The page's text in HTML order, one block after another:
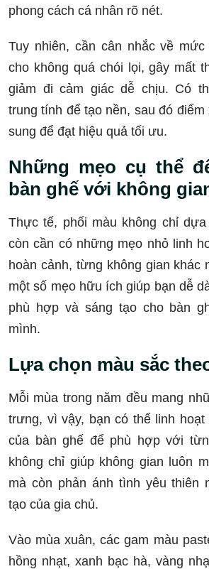
phong cách cá nhân rõ nét.
Tuy nhiên, cần cân nhắc về
cho không quá chói lọi, gây mất
giảm đi cảm giác dễ chịu. Có
trung tính để tạo nền, sau đó điểm
sung để đạt hiệu quả tối ưu.
Những mẹo cụ thể
bàn ghế với không
Thực tế, phối màu không chỉ
còn cần có những mẹo nhỏ linh
hoàn cảnh, từng không gian khác
một số mẹo hữu ích giúp bạn dễ
phù hợp và sáng tạo cho bàn
mình.
Lựa chọn màu sắc
Mỗi mùa trong năm đều mang
trưng, vì vậy, bạn có thể linh
của bàn ghế để phù hợp với
không chỉ giúp không gian luôn
mà còn phản ánh tình yêu thiên
tạo của gia chủ.
Vào mùa xuân, các gam màu
hồng nhạt, xanh bạc hà, vàng